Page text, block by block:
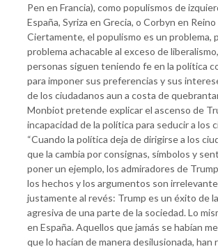
Pen en Francia), como populismos de
España, Syriza en Grecia, o Corbyn en
Ciertamente, el populismo es un problema,
problema achacable al exceso de
personas siguen teniendo fe en la política
para imponer sus preferencias y sus
de los ciudadanos aun a costa de
Monbiot pretende explicar el ascenso de
incapacidad de la política para seducir a los
“Cuando la política deja de dirigirse a los
que la cambia por consignas, símbolos y
poner un ejemplo, los admiradores de
los hechos y los argumentos son
justamente al revés: Trump es un éxito de
agresiva de una parte de la sociedad. Lo
en España. Aquellos que jamás se habían
que lo hacían de manera desilusionada, han